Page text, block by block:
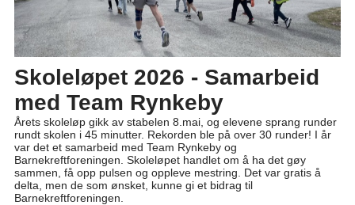
Skoleløpet 2026 - Samarbeid
med Team Rynkeby
Årets skoleløp gikk av stabelen 8.mai, og elevene sprang runder
rundt skolen i 45 minutter. Rekorden ble på over 30 runder! I år
var det et samarbeid med Team Rynkeby og
Barnekreftforeningen. Skoleløpet handlet om å ha det gøy
sammen, få opp pulsen og oppleve mestring. Det var gratis å
delta, men de som ønsket, kunne gi et bidrag til
Barnekreftforeningen.